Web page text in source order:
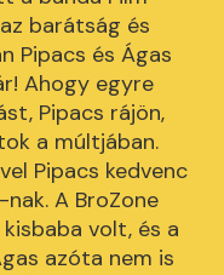
barátság és
Pipacs és Ágas
Ahogy egyre
Pipacs rájön,
a múltjában.
Pipacs kedvenc
A BroZone
volt, és a
azóta nem is